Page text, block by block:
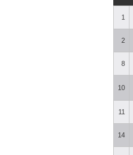
1
2
8
10
11
14